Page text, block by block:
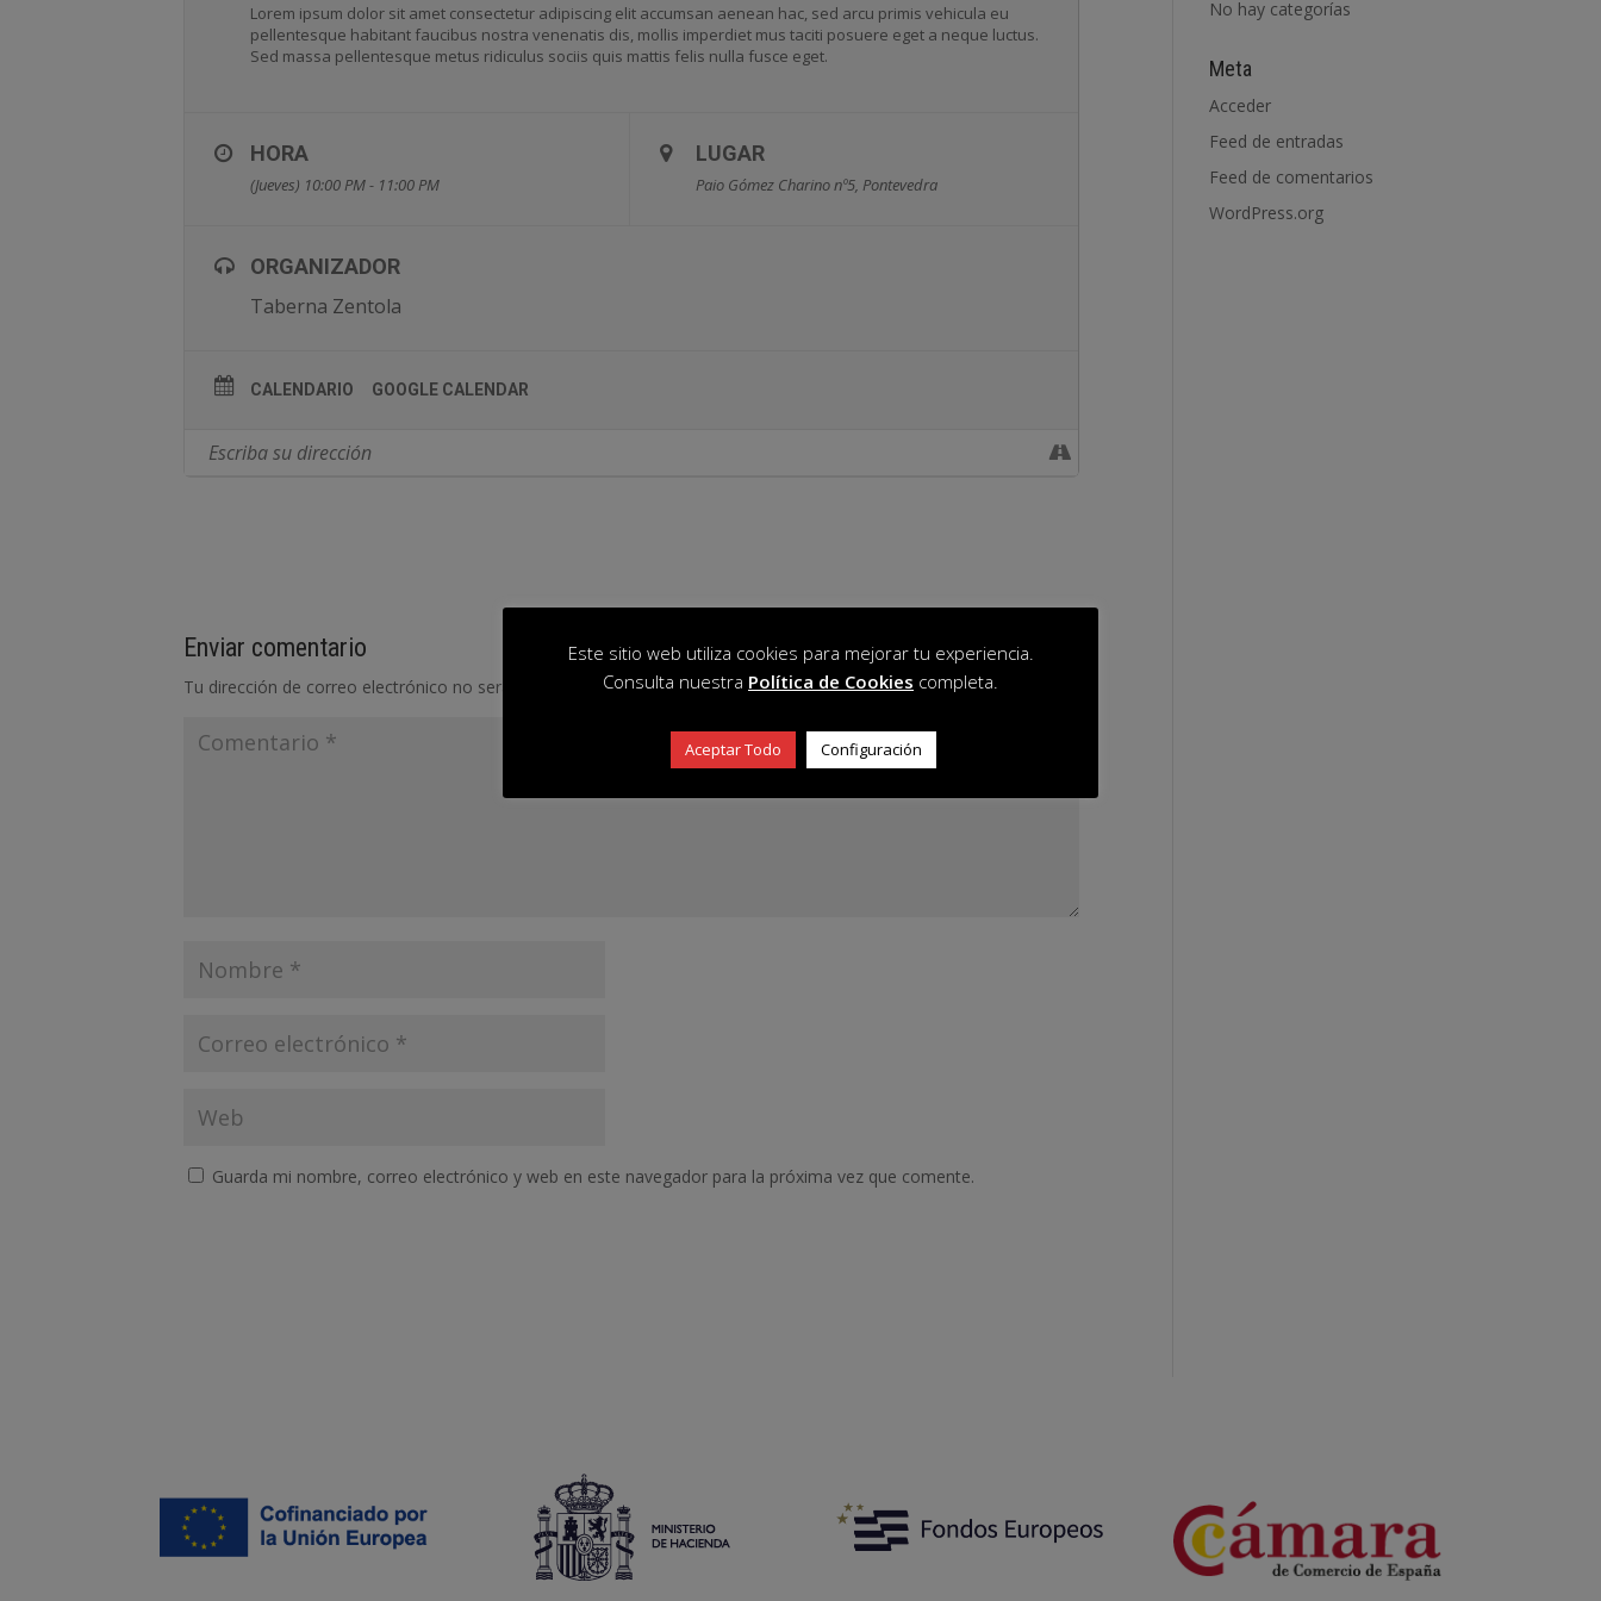
Lorem ipsum dolor sit amet consectetur adipiscing elit accumsan aenean hac, sed arcu primis vehicula eu
pellentesque habitant faucibus nostra venenatis dis, mollis imperdiet mus taciti posuere eget a neque luctus.
Sed massa pellentesque metus ridiculus sociis quis mattis felis nulla fusce eget.
HORA
(Jueves) 10:00 PM - 11:00 PM
LUGAR
Paio Gómez Charino nº5, Pontevedra
ORGANIZADOR
Taberna Zentola
CALENDARIO GOOGLE CALENDAR
Enviar comentario
Tu dirección de correo electrónico no será publicada. Los campos obligatorios están marcados con*
Guarda mi nombre, correo electrónico y web en este navegador para la próxima vez que comente.
No hay categorías
Meta
Acceder
Feed de entradas
Feed de comentarios
WordPress.org
Este sitio web utiliza cookies para mejorar tu experiencia.
Consulta nuestra Política de Cookies completa.
Aceptar Todo Configuración